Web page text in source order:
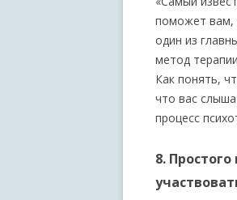
поможет вам,
один из
метод
Как понять,
что вас
процесс
8.